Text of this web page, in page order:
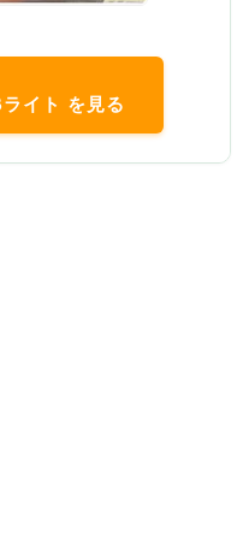
イト を見る